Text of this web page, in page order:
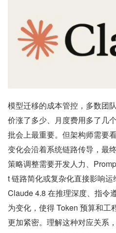
模型迁移的成本管控，多数团
价涨了多少、月度费用多了几
批会上最重要。但架构师需要
变化会沿着系统链路传导，
策略调整需要开发人力、
t 链路简化或复杂化直接影响运
Claude 4.8 在推理深度、指令
为变化，使得 Token 预算和工
更加紧密。理解这种对应关系